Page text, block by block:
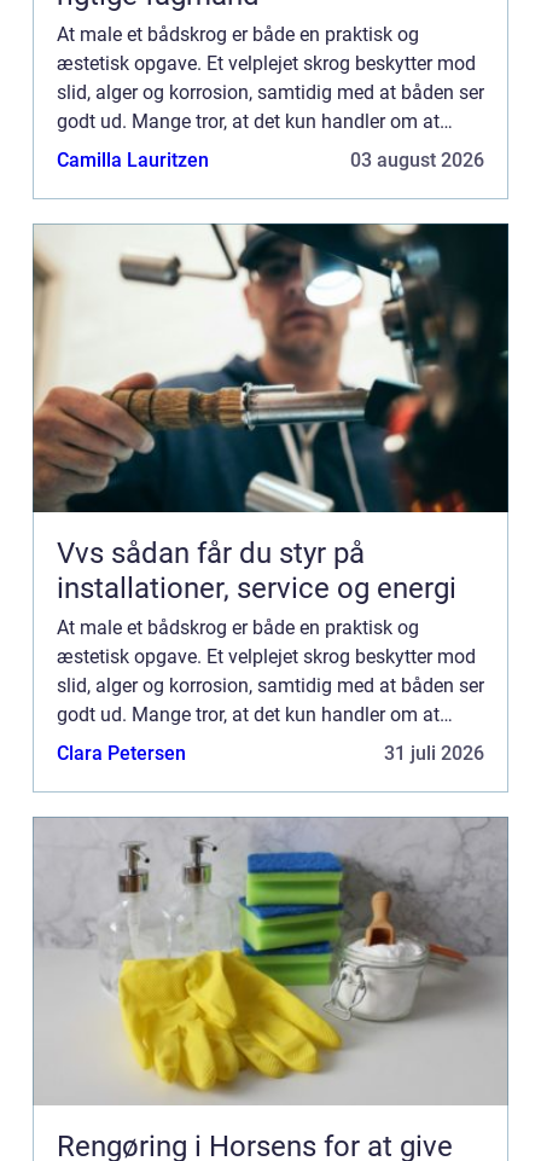
At male et bådskrog er både en praktisk og
æstetisk opgave. Et velplejet skrog beskytter mod
slid, alger og korrosion, samtidig med at båden ser
godt ud. Mange tror, at det kun handler om at
påføre maling, men for...
Camilla Lauritzen 03 august 2026
Vvs sådan får du styr på
installationer, service og energi
At male et bådskrog er både en praktisk og
æstetisk opgave. Et velplejet skrog beskytter mod
slid, alger og korrosion, samtidig med at båden ser
godt ud. Mange tror, at det kun handler om at
påføre maling, men for...
Clara Petersen 31 juli 2026
Rengøring i Horsens for at give